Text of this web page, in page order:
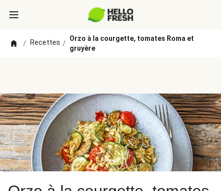
/ Recettes /
Orzo à la courgette, tomates Roma et
gruyère